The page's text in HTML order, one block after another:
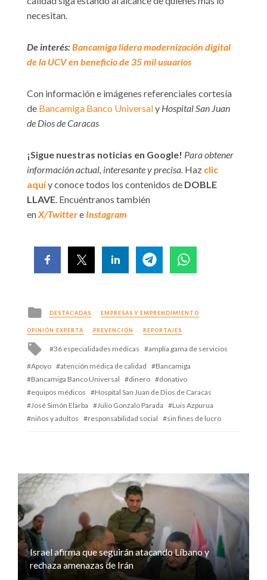
necesitan.
De interés:Bancamiga lidera modernización digital
de la UCV en beneficio de 35 mil usuarios
Con información e imágenes referenciales cortesía
de Bancamiga Banco Universaly Hospital San Juan
de Dios de Caracas
¡Sigue nuestras noticias en Google! Para obtener
información actual, interesante y precisa. Haz clic
aquíy conoce todos los contenidos de DOBLE
LLAVE . Encuéntranos también
en X/Twittere Instagram
Posted
in
DESTACADAS EMPRESAS Y EMPRENDIMIENTO
OPINIÓN EXPERTA PREVENCIÓN REPORTAJES
Tagged
with
36 especialidades médicas
amplia gama de servicios
Apoyo
atención médica de calidad
Bancamiga
Bancamiga Banco Universal
dinero
donativo
equipos médicos
Hospital San Juan de Dios de Caracas
José Simón Elarba
Julio Gonzalo Parada
Luis Azpurua
niños y adultos
responsabilidad social sin fines de lucro
Israel afirma que seguirán atacando Líbano y
rechaza amenazas de Irán